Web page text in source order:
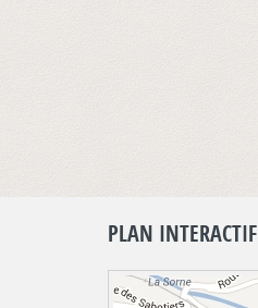
PLAN INTERACTIF